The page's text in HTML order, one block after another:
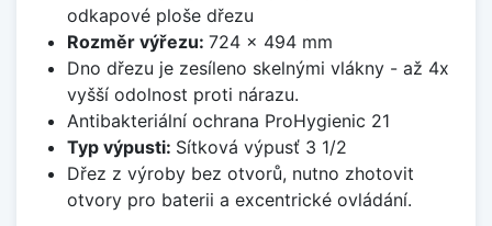
odkapové ploše dřezu
Rozměr výřezu: 724 x 494 mm
Dno dřezu je zesíleno skelnými vlákny - až 4x
vyšší odolnost proti nárazu.
Antibakteriální ochrana ProHygienic 21
Typ výpusti: Sítková výpusť 3 1/2
Dřez z výroby bez otvorů, nutno zhotovit
otvory pro baterii a excentrické ovládání.